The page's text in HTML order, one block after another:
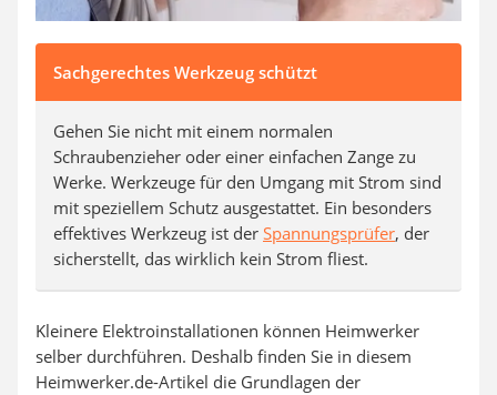
Sachgerechtes Werkzeug schützt
Gehen Sie nicht mit einem normalen
Schraubenzieher oder einer einfachen Zange zu
Werke. Werkzeuge für den Umgang mit Strom sind
mit speziellem Schutz ausgestattet. Ein besonders
effektives Werkzeug ist der Spannungsprüfer, der
sicherstellt, das wirklich kein Strom fliest.
Kleinere Elektroinstallationen können Heimwerker
selber durchführen. Deshalb finden Sie in diesem
Heimwerker.de-Artikel die Grundlagen der